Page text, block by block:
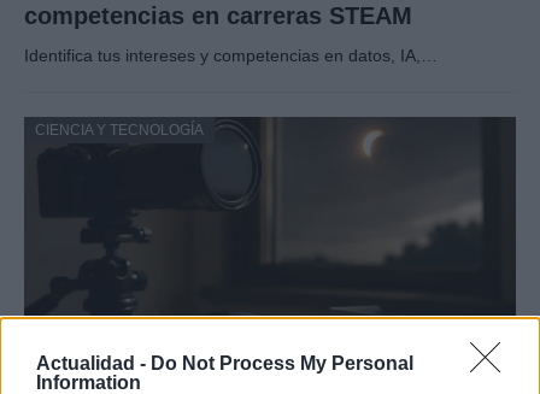
Actualidad - Do Not Process My Personal
Information
competencias en carreras STEAM
Identifica tus intereses y competencias en datos, IA,…
CIENCIA Y TECNOLOGÍA